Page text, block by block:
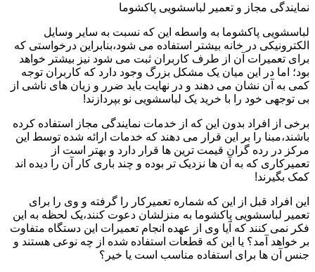
نمایندگی مجاز و تعمیر لباسشویی پاکشوما
لباسشویی پاکشوما به واسطه این که نسبت به سایر وسایل
الکترونیکی در خانه بیشتر استفاده می شود،بنابراین درخواستی که
برای تعمیرات آن از طرف کاربران ثبت می شود نیز بیشتر خواهد
بود؛ اما در این میان یک مشکل بزرگ وجود دارد که کاربران توجه
کمی به آن نشان می دهند و در نهایت باید ضرر و زیان های ناشی از
بی توجهی خود را با خرید یک لباسشویی نو بپردازند!
برخی از افراد بدون این که از خدمات نمایندگی مجاز استفاده کرده
باشند،مبنا را بر این قرار می دهند که خدمات ارائه شده توسط این
مرکز در رده گران قیمت ترین ها قرار دارد و بهتر است از
تعمیرکاری که به آن ها نزدیک تر بوده و چند باری کار آن را دیده اند
کمک بگیرند!
این افراد قبل از این که شماره تعمیرکار را گرفته و وی را برای
تعمیر لباسشویی پاکشوما به منزلشان دعوت کنند،یک لحظه به این
فکر نمی کنند که آیا وی از عهده انجام تعمیرات این دستگاه متفاوت
بر خواهد آمد؟ یا این که قطعات استفاده شده از چه نوعی هستند و
جنس آن ها برای استفاده مناسب است یا خیر؟